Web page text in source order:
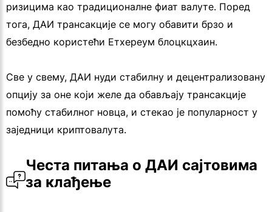
ризицима као традиционалне фиат валуте. Поред
тога, ДАИ трансакције се могу обавити брзо и
безбедно користећи Етхереум блоцкцхаин.
Све у свему, ДАИ нуди стабилну и децентрализовану
опцију за оне који желе да обављају трансакције
помоћу стабилног новца, и стекао је популарност у
заједници криптовалута.
Честа питања о ДАИ сајтовима
за клађење